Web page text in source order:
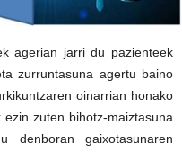
agerian jarri du pazienteek
zurruntasuna agertu baino
oinarrian honako
zuten bihotz-maiztasuna
denboran gaixotasunaren